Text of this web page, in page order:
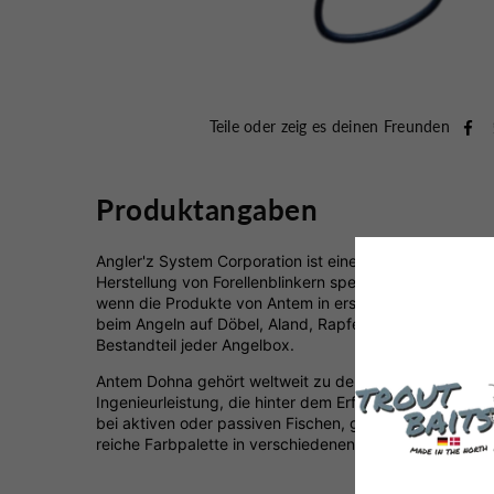
Teile oder zeig es deinen Freunden
Produktangaben
Angler'z System Corporation ist eines der führenden
Herstellung von Forellenblinkern spezialisiert hat. Die
wenn die Produkte von Antem in erster Linie für
beim Angeln auf Döbel, Aland, Rapfen oder Barsch.
Bestandteil jeder Angelbox.
Antem Dohna gehört weltweit zu den besten
Ingenieurleistung, die hinter dem Erfolg dieses
bei aktiven oder passiven Fischen, grundnahes
reiche Farbpalette in verschiedenen Gewichten